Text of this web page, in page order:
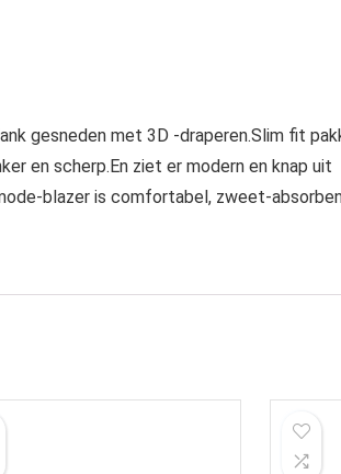
gesneden met 3D -draperen.Slim fit
en scherp.En ziet er modern en knap uit
blazer is comfortabel, zweet-